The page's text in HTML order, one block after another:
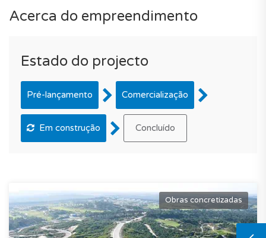
Acerca do empreendimento
Estado do projecto
Pré-lançamento Comercialização
Em construção Concluído
Obras concretizadas